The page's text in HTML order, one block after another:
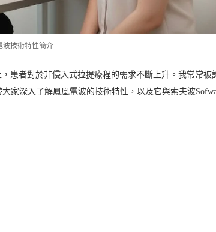
波技術特性簡介
患者對於非侵入式拉提療程的需求不斷上升。我常常被
家深入了解鳳凰電波的技術特性，以及它與索夫波